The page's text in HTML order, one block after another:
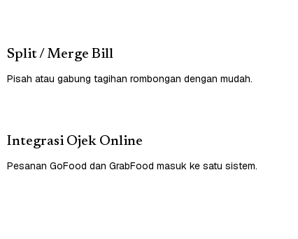
Split / Merge Bill
Pisah atau gabung tagihan rombongan dengan mudah.
Integrasi Ojek Online
Pesanan GoFood dan GrabFood masuk ke satu sistem.